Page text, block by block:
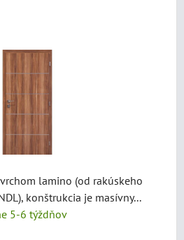
lamino (od rakúskeho
konštrukcia je masívny...
5-6 týždňov